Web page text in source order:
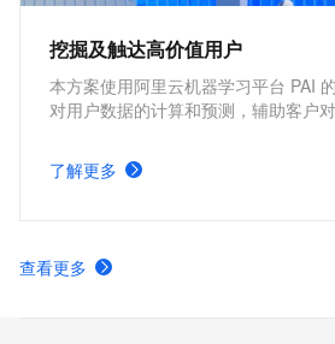
挖掘及触达高价值用户
本方案使用阿里云机器学习平台 PAI
对用户数据的计算和预测，辅助客户
景，帮助客户降低成本，提高效率，
触达用户，完成营销触达的全链路操作
了解更多
查看更多